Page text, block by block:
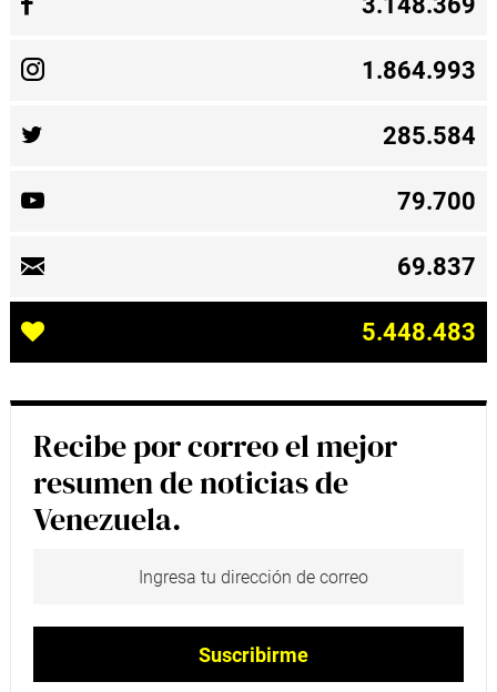
1.864.993
285.584
79.700
69.837
5.448.483
Recibe por correo el mejor
resumen de noticias de
Venezuela.